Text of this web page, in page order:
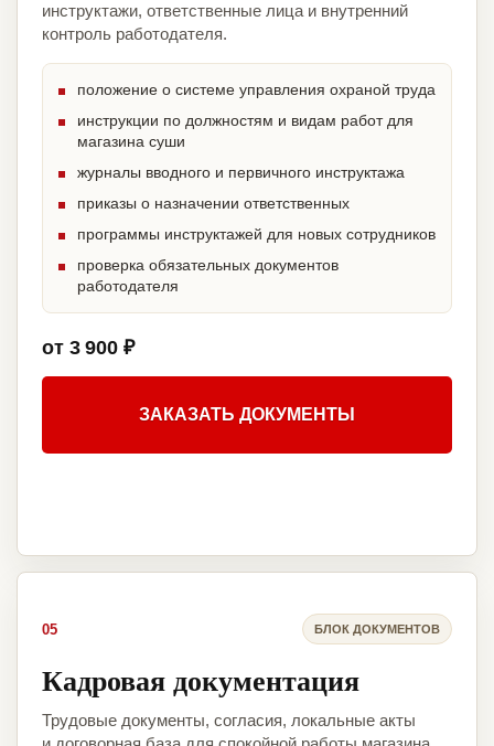
инструктажи, ответственные лица и внутренний
контроль работодателя.
положение о системе управления охраной труда
инструкции по должностям и видам работ для
магазина суши
журналы вводного и первичного инструктажа
приказы о назначении ответственных
программы инструктажей для новых сотрудников
проверка обязательных документов
работодателя
от 3 900 ₽
ЗАКАЗАТЬ ДОКУМЕНТЫ
05 БЛОК ДОКУМЕНТОВ
Кадровая документация
Трудовые документы, согласия, локальные акты